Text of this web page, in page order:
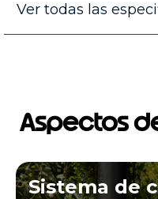
Ver todas las
Aspectos
Sistema de